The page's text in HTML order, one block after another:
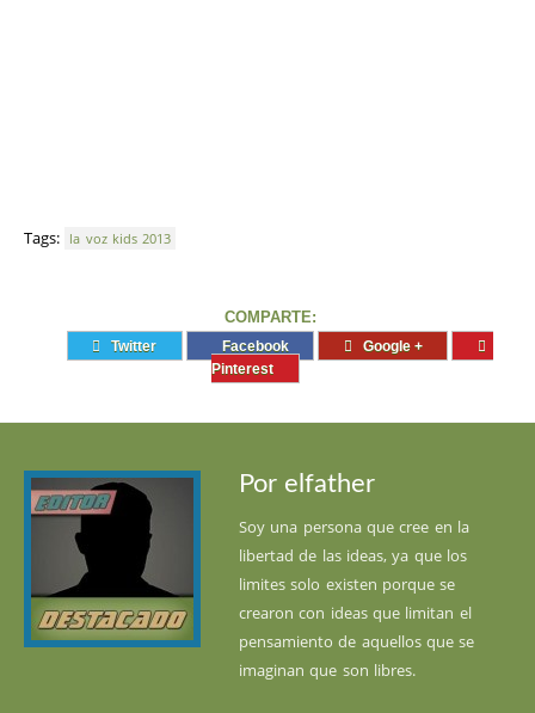
Tags: la voz kids 2013
COMPARTE:
Twitter Facebook
Google +
Pinterest
Por elfather
Soy una persona que cree en la
libertad de las ideas, ya que los
limites solo existen porque se
crearon con ideas que limitan el
pensamiento de aquellos que se
imaginan que son libres.